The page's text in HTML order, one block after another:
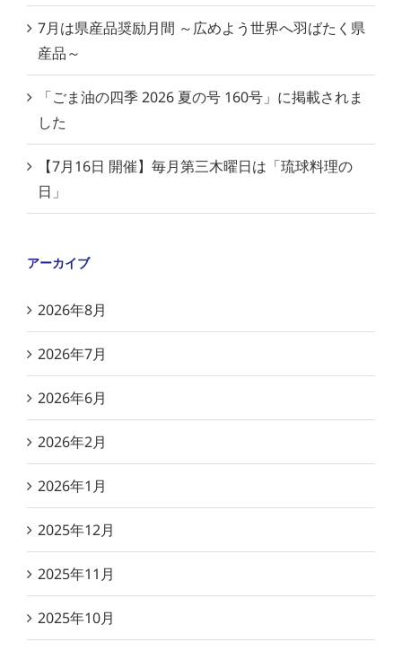
7月は県産品奨励月間 ～広めよう世界へ羽ばたく県
産品～
「ごま油の四季 2026 夏の号 160号」に掲載されま
した
【7月16日 開催】毎月第三木曜日は「琉球料理の
日」
アーカイブ
2026年8月
2026年7月
2026年6月
2026年2月
2026年1月
2025年12月
2025年11月
2025年10月